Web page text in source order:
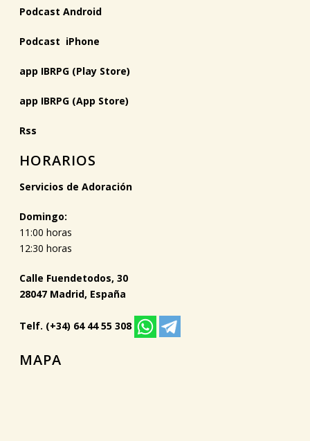
Podcast Android
Podcast iPhone
app IBRPG (Play Store)
app IBRPG (App Store)
Rss
HORARIOS
Servicios de Adoración
Domingo:
11:00 horas
12:30 horas
Calle Fuendetodos, 30
28047 Madrid, España
Telf. (+34) 64 44 55 308
MAPA